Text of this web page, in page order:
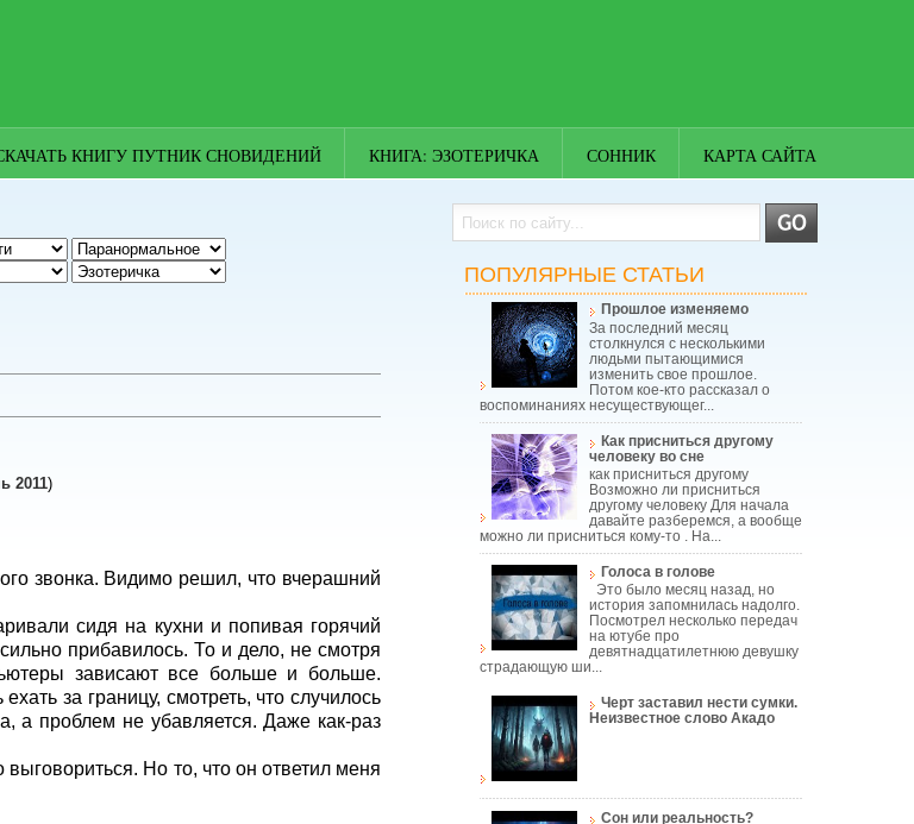
КНИГУ ПУТНИК СНОВИДЕНИЙ КНИГА: ЭЗОТЕРИЧКА СОННИК КАРТА САЙТА
2011)
звонка. Видимо решил, что вчерашний
сидя на кухни и попивая горячий
прибавилось. То и дело, не смотря
зависают все больше и больше.
за границу, смотреть, что случилось
а проблем не убавляется. Даже как-раз
Но то, что он ответил меня
ПОПУЛЯРНЫЕ СТАТЬИ
Прошлое изменяемо
За последний месяц
столкнулся с несколькими
людьми пытающимися
изменить свое прошлое.
Потом кое-кто рассказал о
воспоминаниях несуществующег...
Как присниться другому
человеку во сне
как присниться другому
Возможно ли присниться
другому человеку Для начала
давайте разберемся, а вообще
можно ли присниться кому-то . На...
Голоса в голове
Это было месяц назад, но
история запомнилась надолго.
Посмотрел несколько передач
на ютубе про
девятнадцатилетнюю девушку
страдающую ши...
Черт заставил нести сумки.
Неизвестное слово Акадо
Сон или реальность?